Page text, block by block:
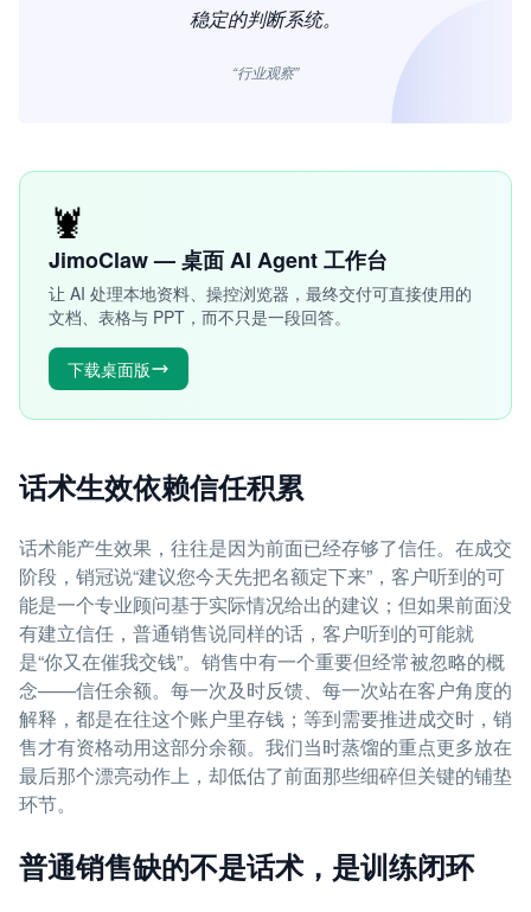
稳定的判断系统。
“行业观察”
🦞
JimoClaw — 桌面 AI Agent 工作台
让 AI 处理本地资料、操控浏览器，最终交付可直接使用的
文档、表格与 PPT，而不只是一段回答。
下载桌面版
话术生效依赖信任积累
话术能产生效果，往往是因为前面已经存够了信任。在成交
阶段，销冠说“建议您今天先把名额定下来”，客户听到的可
能是一个专业顾问基于实际情况给出的建议；但如果前面没
有建立信任，普通销售说同样的话，客户听到的可能就
是“你又在催我交钱”。销售中有一个重要但经常被忽略的概
念——信任余额。每一次及时反馈、每一次站在客户角度的
解释，都是在往这个账户里存钱；等到需要推进成交时，销
售才有资格动用这部分余额。我们当时蒸馏的重点更多放在
最后那个漂亮动作上，却低估了前面那些细碎但关键的铺垫
环节。
普通销售缺的不是话术，是训练闭环